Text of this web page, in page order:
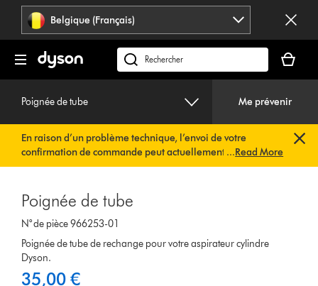
Sauter
pages
Belgique (Français)
Rechercher
des
panier
est
Poignée de tube Me prévenir
En raison d’un problème technique, l’envoi de votre
confirmation de commande peut actuellement être
retardé. Nous travaillons déjà à une solution rapide.Vous
commande vous sera envoyée automatiquement dans les
plus brefs délais.
...Read More
Poignée de tube
N° de pièce 966253-01
Poignée de tube de rechange pour votre aspirateur cylindre
Dyson.
35,00 €